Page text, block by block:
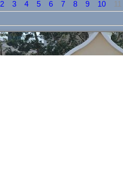
2 3 4 5 6 7 8 9 10 11